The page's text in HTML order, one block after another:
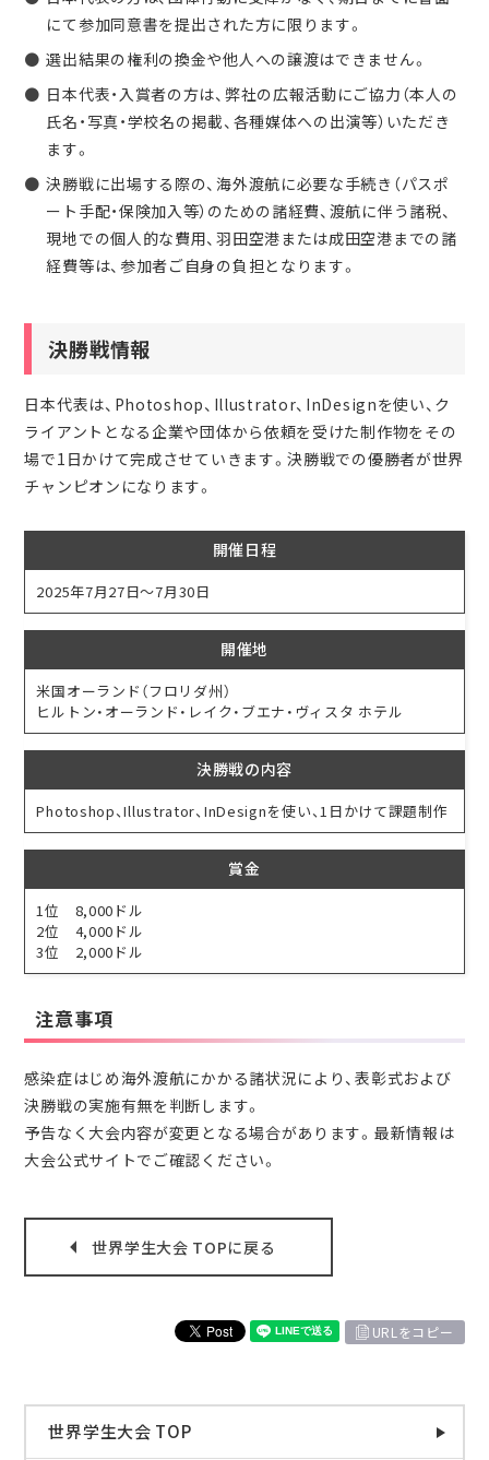
にて参加同意書を提出された方に限ります。
選出結果の権利の換金や他人への譲渡はできません。
日本代表・入賞者の方は、弊社の広報活動にご協力（本人の
氏名・写真・学校名の掲載、各種媒体への出演等）いただき
ます。
決勝戦に出場する際の、海外渡航に必要な手続き（パスポ
ート手配・保険加入等）のための諸経費、渡航に伴う諸税、
現地での個人的な費用、羽田空港または成田空港までの諸
経費等は、参加者ご自身の負担となります。
決勝戦情報
日本代表は、Photoshop、Illustrator、InDesignを使い、ク
ライアントとなる企業や団体から依頼を受けた制作物をその
場で1日かけて完成させていきます。決勝戦での優勝者が世界
チャンピオンになります。
開催日程
2025年7月27日～7月30日
開催地
米国オーランド（フロリダ州）
ヒルトン・オーランド・レイク・ブエナ・ヴィスタ ホテル
決勝戦の内容
Photoshop、Illustrator、InDesignを使い、1日かけて課題制作
賞金
1位 8,000ドル
2位 4,000ドル
3位 2,000ドル
注意事項
感染症はじめ海外渡航にかかる諸状況により、表彰式および
決勝戦の実施有無を判断します。
予告なく大会内容が変更となる場合があります。最新情報は
大会公式サイトでご確認ください。
世界学生大会 TOPに戻る
URLをコピー
世界学生大会 TOP